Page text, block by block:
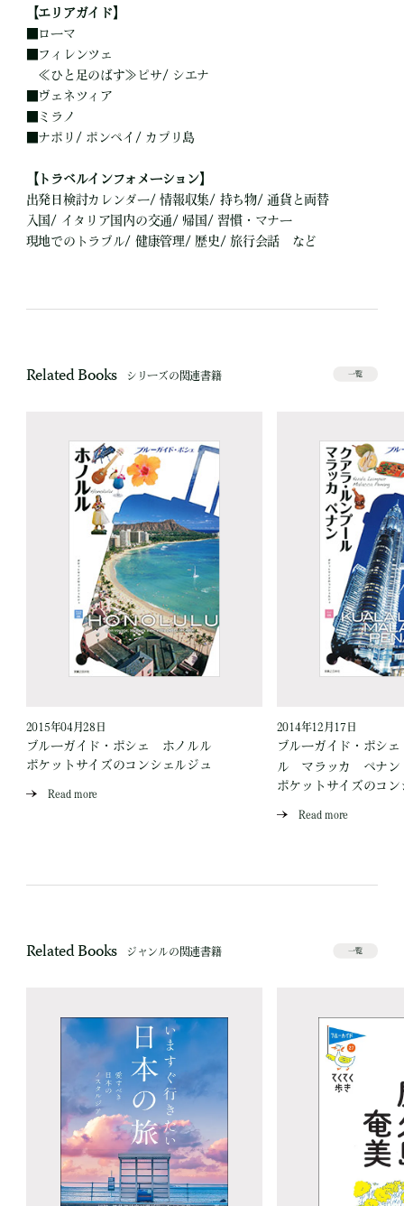
【エリアガイド】
ローマ
フィレンツェ
≪ひと足のばす≫ピサ/ シエナ
ヴェネツィア
ミラノ
ナポリ/ ポンペイ/ カプリ島
【トラベルインフォメーション】
出発日検討カレンダー/ 情報収集/ 持ち物/ 通貨と両替
入国/ イタリア国内の交通/ 帰国/ 習慣・マナー
現地でのトラブル/ 健康管理/ 歴史/ 旅行会話 など
Related Books シリーズの関連書籍 一覧
2015年04月28日
ブルーガイド・ポシェ ホノルル
ポケットサイズのコンシェルジュ
Read more
2014年12月17日
ブルーガイド・ポシ
ル マラッカ ペナン
ポケットサイズのコン
Read more
Related Books ジャンルの関連書籍 一覧